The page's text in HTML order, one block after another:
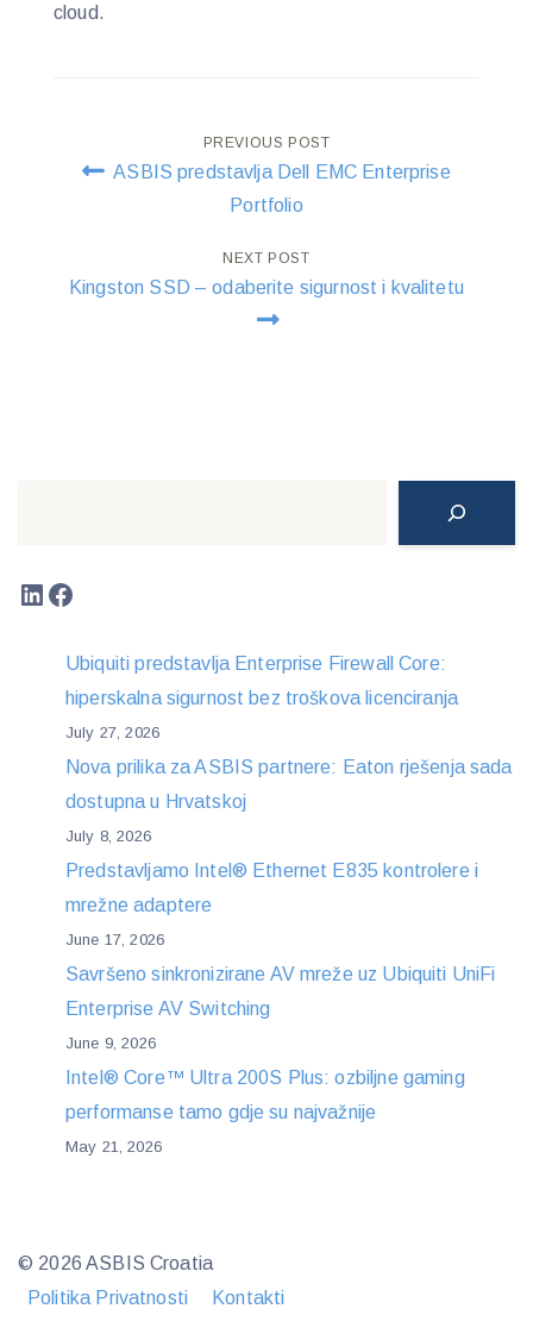
cloud.
Post
PREVIOUS POST
ASBIS predstavlja Dell EMC Enterprise
Portfolio
NEXT POST
Kingston SSD – odaberite sigurnost i kvalitetu
LinkedIn
Facebook
Ubiquiti predstavlja Enterprise Firewall Core:
hiperskalna sigurnost bez troškova licenciranja
July 27, 2026
Nova prilika za ASBIS partnere: Eaton rješenja sada
dostupna u Hrvatskoj
July 8, 2026
Predstavljamo Intel® Ethernet E835 kontrolere i
mrežne adaptere
June 17, 2026
Savršeno sinkronizirane AV mreže uz Ubiquiti UniFi
Enterprise AV Switching
June 9, 2026
Intel® Core™ Ultra 200S Plus: ozbiljne gaming
performanse tamo gdje su najvažnije
May 21, 2026
© 2026 ASBIS Croatia
Politika Privatnosti
Kontakti